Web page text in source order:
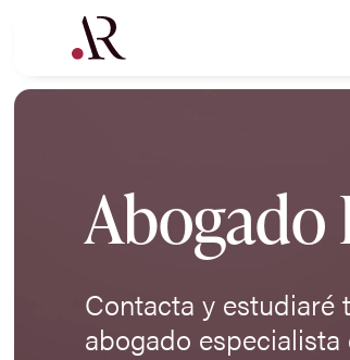
Abogado
Contacta y estudiaré
abogado especialista